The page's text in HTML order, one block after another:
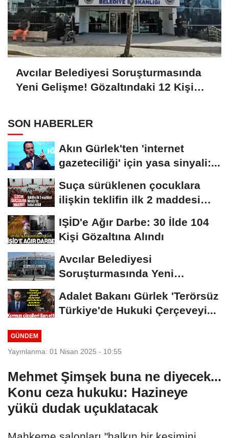
Avcılar Belediyesi Soruşturmasında
Yeni Gelişme! Gözaltındaki 12 Kişi
SON HABERLER
Akın Gürlek'ten 'internet
gazeteciliği' için yasa sinyali:...
Suça sürüklenen çocuklara
ilişkin teklifin ilk 2 maddesi
kabul edildi
IŞİD'e Ağır Darbe: 30 İlde 104
Kişi Gözaltına Alındı
Avcılar Belediyesi
Soruşturmasında Yeni
Adalet Bakanı Gürlek 'Terörsüz
Türkiye'de Hukuki Çerçeveyi...
GÜNDEM
Yayınlanma: 01 Nisan 2025 - 10:55
Mehmet Şimşek buna ne diyecek...
Konu ceza hukuku: Hazineye
yükü dudak uçuklatacak